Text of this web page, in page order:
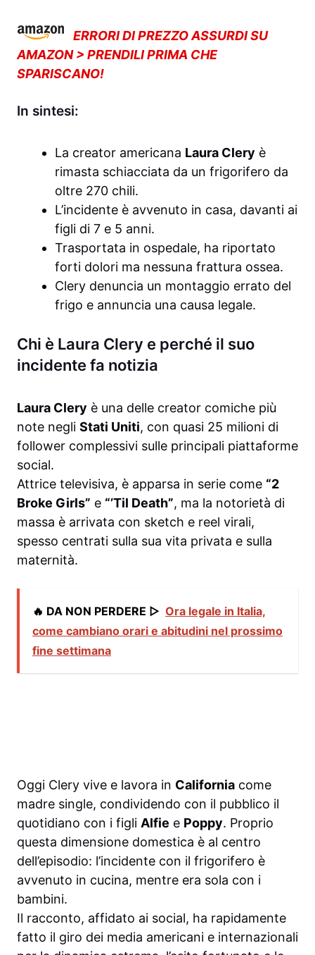
ERRORI DI PREZZO ASSURDI SU
AMAZON > PRENDILI PRIMA CHE
SPARISCANO!
In sintesi:
La creator americana Laura Clery è
rimasta schiacciata da un frigorifero da
oltre 270 chili.
L’incidente è avvenuto in casa, davanti ai
figli di 7 e 5 anni.
Trasportata in ospedale, ha riportato
forti dolori ma nessuna frattura ossea.
Clery denuncia un montaggio errato del
frigo e annuncia una causa legale.
Chi è Laura Clery e perché il suo
incidente fa notizia
Laura Clery è una delle creator comiche più
note negli Stati Uniti, con quasi 25 milioni di
follower complessivi sulle principali piattaforme
social.
Attrice televisiva, è apparsa in serie come “2
Broke Girls” e “’Til Death”, ma la notorietà di
massa è arrivata con sketch e reel virali,
spesso centrati sulla sua vita privata e sulla
maternità.
🔥 DA NON PERDERE ▷ Ora legale in Italia,
come cambiano orari e abitudini nel prossimo
fine settimana
Oggi Clery vive e lavora in California come
madre single, condividendo con il pubblico il
quotidiano con i figli Alfie e Poppy. Proprio
questa dimensione domestica è al centro
dell’episodio: l’incidente con il frigorifero è
avvenuto in cucina, mentre era sola con i
bambini.
Il racconto, affidato ai social, ha rapidamente
fatto il giro dei media americani e internazionali